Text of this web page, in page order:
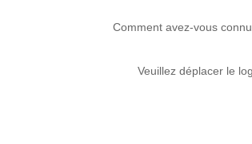
Comment avez-vous
Veuillez déplacer le